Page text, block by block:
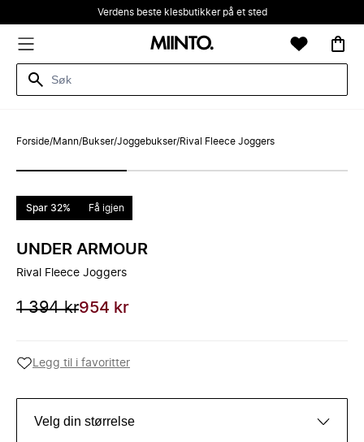
Verdens beste klesbutikker på et sted
Forside/Mann/Bukser/Joggebukser/Rival Fleece Joggers
Spar 32% Få igjen
UNDER ARMOUR
Rival Fleece Joggers
1 394 kr954 kr
Legg til i favoritter
Velg din størrelse